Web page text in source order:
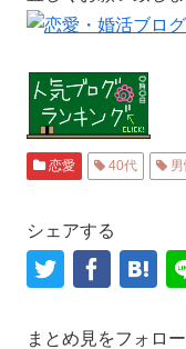
恋愛 40代
シェアする
まとめ見をフォロ